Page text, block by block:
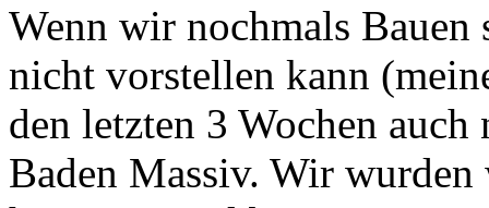
Wenn wir nochmals
nicht vorstellen kann
den letzten 3 Wochen
Baden Massiv. Wir